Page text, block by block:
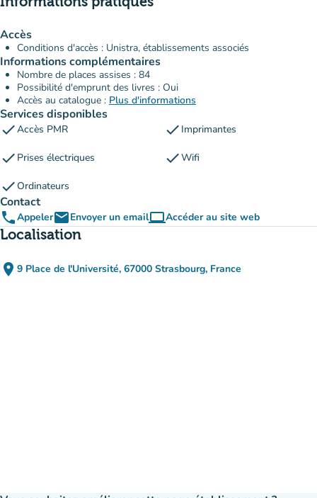
Accès
Conditions d'accès : Unistra, établissements associés
Informations complémentaires
Nombre de places assises : 84
Possibilité d'emprunt des livres : Oui
Accès au catalogue : Plus d'informations
Services disponibles
checkAccès PMR check Imprimantes
check Prises électriques checkWifi
checkOrdinateurs
Contact
phoneAppeleremailEnvoyer un emailcomputerAccéder au site web
(nouvel onglet)
Localisation
place 9 Place de l'Université, 67000 Strasbourg, France
(ouvrir dans Google Maps)
(nouvel onglet)